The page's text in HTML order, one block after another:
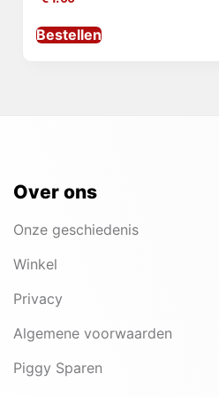
Bestellen
Over ons
Onze geschiedenis
Winkel
Privacy
Algemene voorwaarden
Piggy Sparen